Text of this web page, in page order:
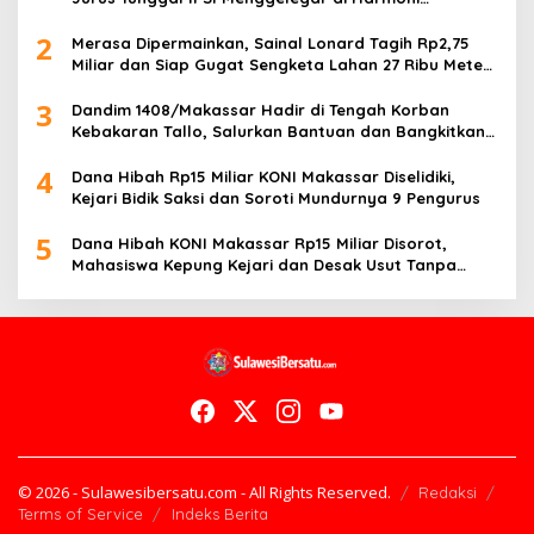
2
Merasa Dipermainkan, Sainal Lonard Tagih Rp2,75
Miliar dan Siap Gugat Sengketa Lahan 27 Ribu Meter
3
Dandim 1408/Makassar Hadir di Tengah Korban
Kebakaran Tallo, Salurkan Bantuan dan Bangkitkan
4
Dana Hibah Rp15 Miliar KONI Makassar Diselidiki,
Kejari Bidik Saksi dan Soroti Mundurnya 9 Pengurus
5
Dana Hibah KONI Makassar Rp15 Miliar Disorot,
Mahasiswa Kepung Kejari dan Desak Usut Tanpa
© 2026 - Sulawesibersatu.com - All Rights Reserved.
Redaksi
Terms of Service
Indeks Berita